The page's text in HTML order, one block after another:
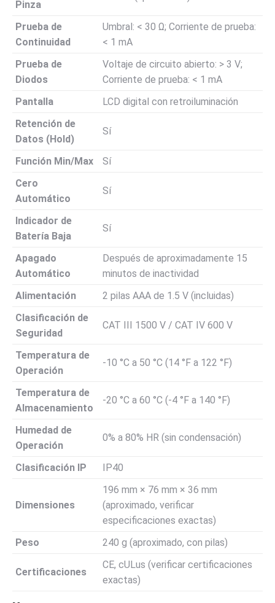
Pinza
Prueba de
Continuidad
Umbral: < 30 Ω; Corriente de prueba:
< 1 mA
Prueba de
Diodos
Voltaje de circuito abierto: > 3 V;
Corriente de prueba: < 1 mA
Pantalla
LCD digital con retroiluminación
Retención de
Datos (Hold)
Sí
Función Min/Max
Sí
Cero
Automático
Sí
Indicador de
Batería Baja
Sí
Apagado
Automático
Después de aproximadamente 15
minutos de inactividad
Alimentación
2 pilas AAA de 1.5 V (incluidas)
Clasificación de
Seguridad
CAT III 1500 V / CAT IV 600 V
Temperatura de
Operación
-10 °C a 50 °C (14 °F a 122 °F)
Temperatura de
Almacenamiento
-20 °C a 60 °C (-4 °F a 140 °F)
Humedad de
Operación
0% a 80% HR (sin condensación)
Clasificación IP IP40
Dimensiones
196 mm × 76 mm × 36 mm
(aproximado, verificar
especificaciones exactas)
Peso
240 g (aproximado, con pilas)
Certificaciones
CE, cULus (verificar certificaciones
exactas)